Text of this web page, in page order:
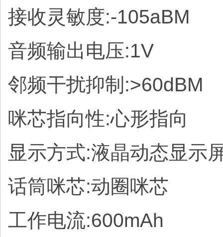
接收灵敏度:-105aBM
音频输出电压:1V
邻频干扰抑制:>60dBM
咪芯指向性:心形指向
显示方式:液晶动态显示
话筒咪芯:动圈咪芯
工作电流:600mAh